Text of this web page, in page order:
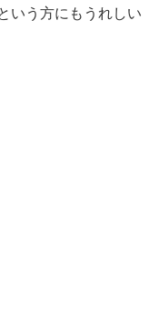
いう方にもうれしい